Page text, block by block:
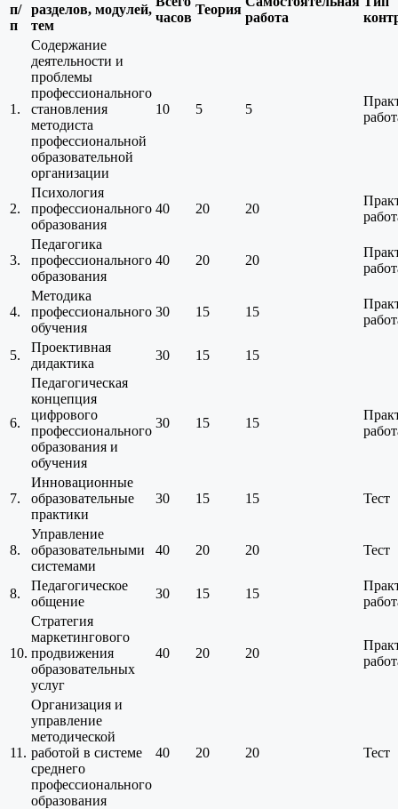
п/
п
разделов, модулей,
тем
часов
Теория
работа
1.
Содержание
деятельности и
проблемы
профессионального
становления
методиста
профессиональной
образовательной
организации
10 5 5
2.
Психология
профессионального
образования
40 20 20
3.
Педагогика
профессионального
образования
40 20 20
4.
Методика
профессионального
обучения
30 15 15
5.
Проективная
дидактика
30 15 15
6.
Педагогическая
концепция
цифрового
профессионального
образования и
обучения
30 15 15
7.
Инновационные
образовательные
практики
30 15 15 Тест
8.
Управление
образовательными
системами
40 20 20 Тест
8.
Педагогическое
общение
30 15 15
10.
Стратегия
маркетингового
продвижения
образовательных
услуг
40 20 20
11.
Организация и
управление
методической
работой в системе
среднего
профессионального
образования
40 20 20 Тест